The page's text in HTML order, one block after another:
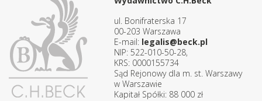
ul. Bonifraterska 17
00-203 Warszawa
E-mail: legalis@beck.pl
NIP: 522-010-50-28,
KRS: 0000155734
Sąd Rejonowy dla m. st. Warszawy
w Warszawie
Kapitał Spółki: 88 000 zł